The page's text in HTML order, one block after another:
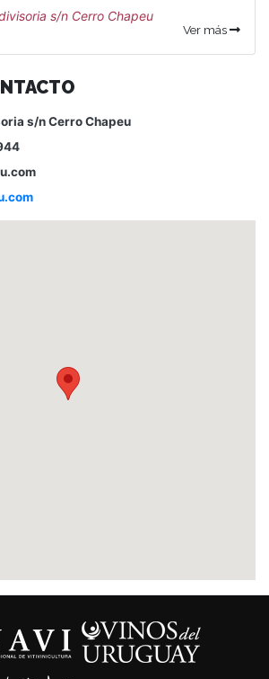
s/n Cerro Chapeu
Ver más
s/n Cerro Chapeu